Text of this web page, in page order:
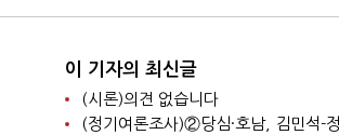
이 기자의 최신글
(시론)의견 없습니다
(정기여론조사)②당심·호남, 김민석-